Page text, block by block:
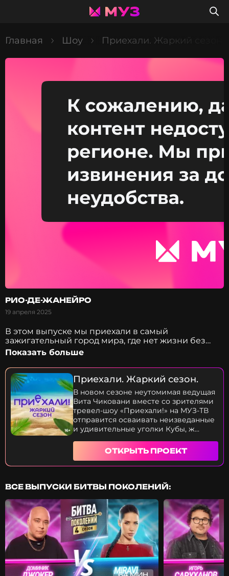
Главная Шоу Приехали. Жаркий сезон.
РИО-ДЕ-ЖАНЕЙРО
19 апреля 2025
В этом выпуске мы приехали в самый
зажигательный город мира, где нет жизни без
танца - Рио. Мы посетим новое чудо света - статую
Христа. Потом зайдем в самую глубину фавел и
мы докажем, что сейчас тут безопасно! Ну и какое
Рио без настоящего самого крупного в мире
карнавала? Мы покажем вам все, что нужно для
туриста и путешественника по Бразилии, а на
закуску - вкуснейшую местную кухню. Почему вам
обязательно нужно посетить Мехико Вита сейчас
подробно расскажет и покажет! Приятного
просмотра!
Показать больше
Приехали. Жаркий сезон.
В новом сезоне неутомимая ведущая
Вита Чиковани вместе со зрителями
тревел-шоу «Приехали!» на МУЗ-ТВ
отправится осваивать неизведанные
и удивительные уголки Кубы, ж...
ОТКРЫТЬ ПРОЕКТ
ВСЕ ВЫПУСКИ БИТВЫ ПОКОЛЕНИЙ: